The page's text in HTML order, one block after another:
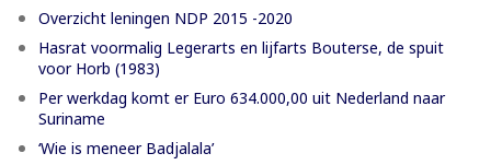
Overzicht leningen NDP 2015 -2020
Hasrat voormalig Legerarts en lijfarts Bouterse, de spuit
voor Horb (1983)
Per werkdag komt er Euro 634.000,00 uit Nederland naar
Suriname
‘Wie is meneer Badjalala’